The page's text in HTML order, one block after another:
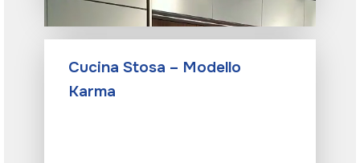
Cucina Stosa – Modello
Karma